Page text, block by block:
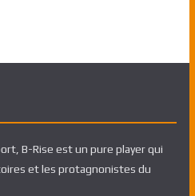
B-Rise est un pure player qui
et les protagnonistes du